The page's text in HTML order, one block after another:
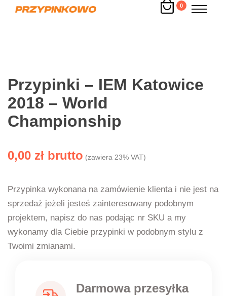
0
Przypinki – IEM Katowice
2018 – World
Championship
0,00 zł (zawiera 23% VAT)
Przypinka wykonana na zamówienie klienta i nie jest na
sprzedaż jeżeli jesteś zainteresowany podobnym
projektem, napisz do nas podając nr SKU a my
wykonamy dla Ciebie przypinki w podobnym stylu z
Twoimi zmianami.
Darmowa przesyłka